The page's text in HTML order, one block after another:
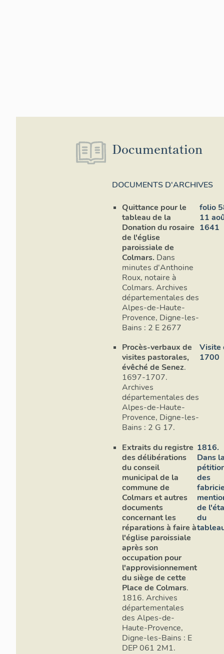
Documentation
DOCUMENTS D'ARCHIVES
Quittance pour le
tableau de la
Donation du rosaire
de l'église
paroissiale de
Colmars. Dans
minutes d'Anthoine
Roux, notaire à
Colmars. Archives
départementales des
Alpes-de-Haute-
Provence, Digne-les-
Bains : 2 E 2677
folio
11
1641
Procès-verbaux de
visites pastorales,
évêché de Senez.
1697-1707.
Archives
départementales des
Alpes-de-Haute-
Provence, Digne-les-
Bains : 2 G 17.
Visite
1700
Extraits du registre
des délibérations
du conseil
municipal de la
commune de
Colmars et autres
documents
concernant les
réparations à faire à
l'église paroissiale
après son
occupation pour
l'approvisionnement
du siège de cette
Place de Colmars.
1816. Archives
départementales
des Alpes-de-
Haute-Provence,
Digne-les-Bains : E
DEP 061 2M1.
1816.
Dans
des
de
du